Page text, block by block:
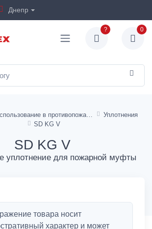
Днепр
? 0
Уплотнения
SD KG V
SD KG V
уплотнение для пожарной муфты
товара носит
характер и может